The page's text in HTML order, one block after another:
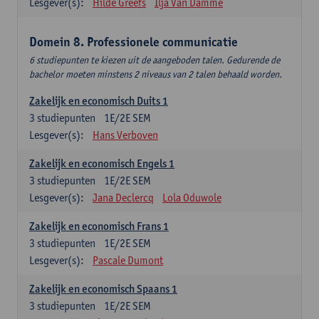
Domein 8. Professionele communicatie
6 studiepunten te kiezen uit de aangeboden talen. Gedurende de
bachelor moeten minstens 2 niveaus van 2 talen behaald worden.
Zakelijk en economisch Duits 1
1E/2E SEM
3 studiepunten
Lesgever(s):
Hans Verboven
Zakelijk en economisch Engels 1
1E/2E SEM
3 studiepunten
Lesgever(s):
Jana Declercq Lola Oduwole
Zakelijk en economisch Frans 1
1E/2E SEM
3 studiepunten
Lesgever(s):
Pascale Dumont
Zakelijk en economisch Spaans 1
1E/2E SEM
3 studiepunten